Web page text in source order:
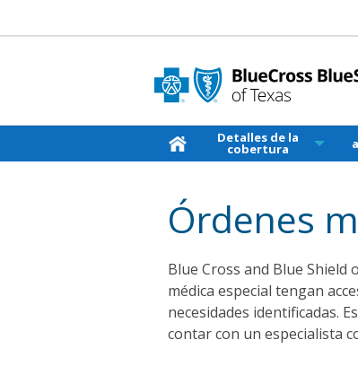
Detalles de la
cobertura
Órdenes
Blue Cross and Blue Shield
médica especial tengan
necesidades identificadas.
contar con un especialista